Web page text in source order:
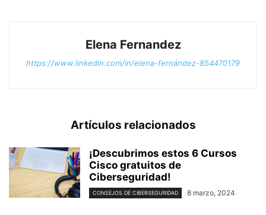
Elena Fernandez
https://www.linkedin.com/in/elena-fernández-854470179
Artículos relacionados
¡Descubrimos estos 6 Cursos
Cisco gratuitos de
Ciberseguridad!
CONSEJOS DE CIBERSEGURIDAD 8 marzo, 2024